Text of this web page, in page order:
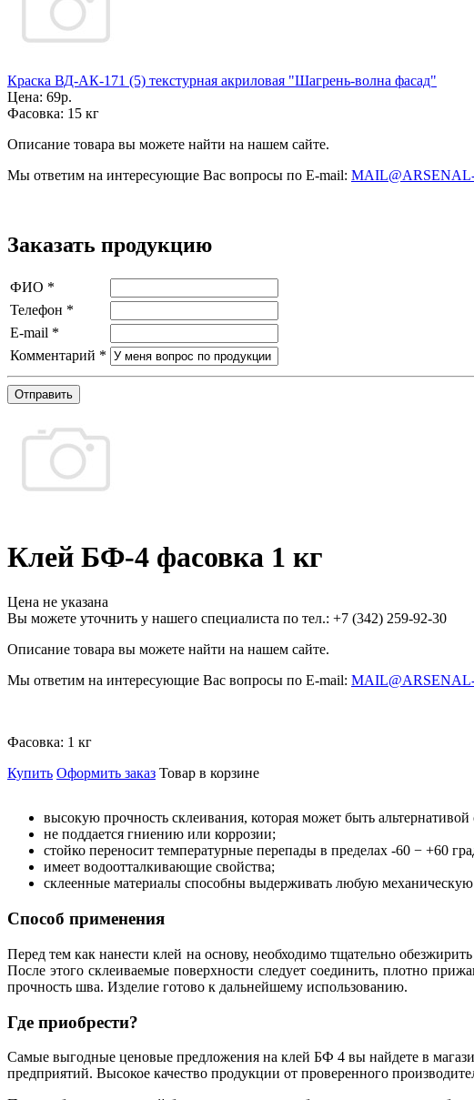
Краска ВД-АК-171 (5) текстурная акриловая "Шагрень-волна фасад"
Цена: 69р.
Фасовка: 15 кг
Описание товара вы можете найти на нашем сайте.
Мы ответим на интересующие Вас вопросы по E-mail:
Заказать продукцию
ФИО *
Телефон *
E-mail *
Комментарий *
Отправить
Клей БФ-4 фасовка 1 кг
Цена не указана
Вы можете уточнить у нашего специалиста по тел.: +7 (342) 259-92-30
Описание товара вы можете найти на нашем сайте.
Мы ответим на интересующие Вас вопросы по E-mail:
Фасовка: 1 кг
Купить Оформить заказ Товар в корзине
высокую прочность склеивания, которая может быть альтернативой
не поддается гниению или коррозии;
стойко переносит температурные перепады в пределах -60 − +60
имеет водоотталкивающие свойства;
склеенные материалы способны выдерживать любую механическую
Способ применения
Перед тем как нанести клей на основу, необходимо тщательно
После этого склеиваемые поверхности следует соединить, плотно
прочность шва. Изделие готово к дальнейшему использованию.
Где приобрести?
Самые выгодные ценовые предложения на клей БФ 4 вы найдете в
предприятий. Высокое качество продукции от проверенного